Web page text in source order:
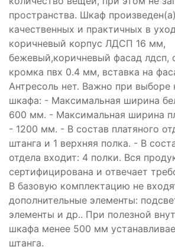
пространства. Шкаф
качественных и практичных в
коричневый корпус ЛДСП 16 мм,
бежевый,коричневый фасад лдсп,
кромка пвх 0.4 мм, вставка на
Антресоль нет. Важно при выборе
шкафа: - Максимальная ширина
600 мм. - Максимальная ширина
- 1200 мм. - В состав платяного
штанга и 1 верхняя полка. - В
отдела входит: 4 полки. Вся
сертифицирована и отвечает
В базовую комплектацию не
дополнительные элементы:
элементы и др.. При полезной
шкафа менее 500 мм
штанга.